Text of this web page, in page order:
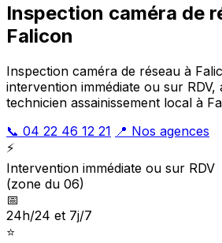
Inspection caméra de
Falicon
Inspection caméra de réseau à
intervention immédiate ou sur RDV,
technicien assainissement local à
📞 04 22 46 12 21 📍 Nos agences
⚡
Intervention immédiate ou sur RDV
(zone du 06)
📅
24h/24 et 7j/7
⭐